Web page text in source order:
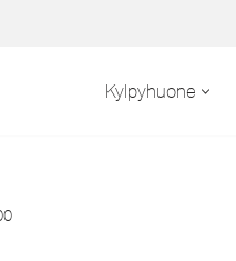
Kylpyhuone